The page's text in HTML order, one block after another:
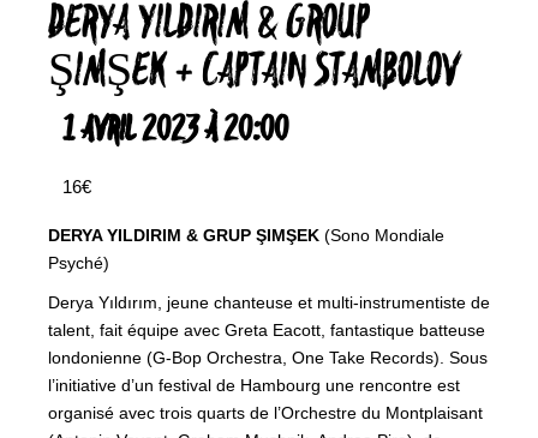
DERYA YILDIRIM & GROUP
ŞIMŞEK + CAPTAIN STAMBOLOV
1 AVRIL 2023 À 20:00
16€
DERYA YILDIRIM & GRUP ŞIMŞEK (Sono Mondiale
Psyché)
Derya Yıldırım, jeune chanteuse et multi-instrumentiste de
talent, fait équipe avec Greta Eacott, fantastique batteuse
londonienne (G-Bop Orchestra, One Take Records). Sous
l’initiative d’un festival de Hambourg une rencontre est
organisé avec trois quarts de l’Orchestre du Montplaisant